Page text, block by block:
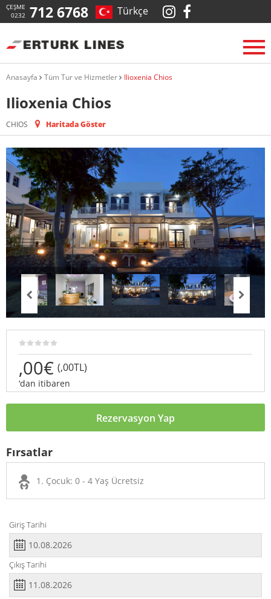
ÇEŞME
0232 712 6768 Türkçe
Anasayfa Tüm Tur ve Hizmetler Ilioxenia Chios
Ilioxenia Chios
CHIOS Haritada Göster
,00€ (,00TL)
‘dan itibaren
Rezervasyon Yap
Fırsatlar
1. Çocuk: 0 - 4 Yaş Ücretsiz
Giriş Tarihi
Çıkış Tarihi